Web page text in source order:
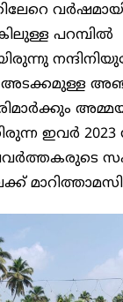
പറമ്പിൽ
ഇവർ